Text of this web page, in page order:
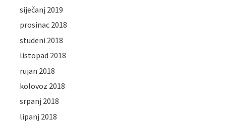
siječanj 2019
prosinac 2018
studeni 2018
listopad 2018
rujan 2018
kolovoz 2018
srpanj 2018
lipanj 2018